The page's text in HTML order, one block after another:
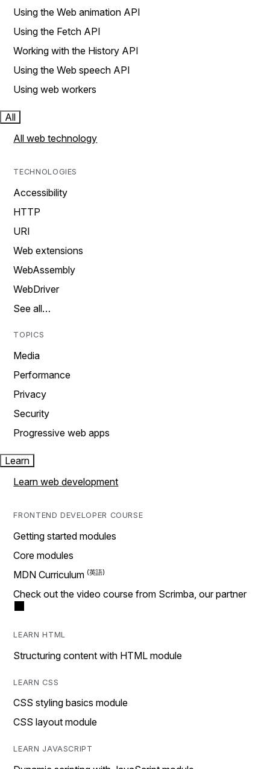
Using the Web animation API
Using the Fetch API
Working with the History API
Using the Web speech API
Using web workers
All
All web technology
TECHNOLOGIES
Accessibility
HTTP
URI
Web extensions
WebAssembly
WebDriver
See all…
TOPICS
Media
Performance
Privacy
Security
Progressive web apps
Learn
Learn web development
FRONTEND DEVELOPER COURSE
Getting started modules
Core modules
MDN Curriculum
Check out the video course from Scrimba, our partner
LEARN HTML
Structuring content with HTML module
LEARN CSS
CSS styling basics module
CSS layout module
LEARN JAVASCRIPT